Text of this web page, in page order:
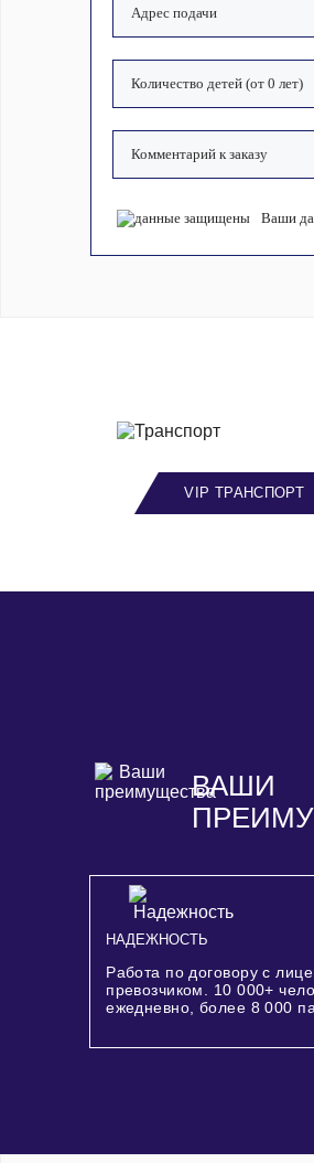
Ваши
VIP ТРАНСПОРТ
ВАШИ
НАДЕЖНОСТЬ
Работа по договору с
превозчиком. 10 000+
ежедневно, более 8 000